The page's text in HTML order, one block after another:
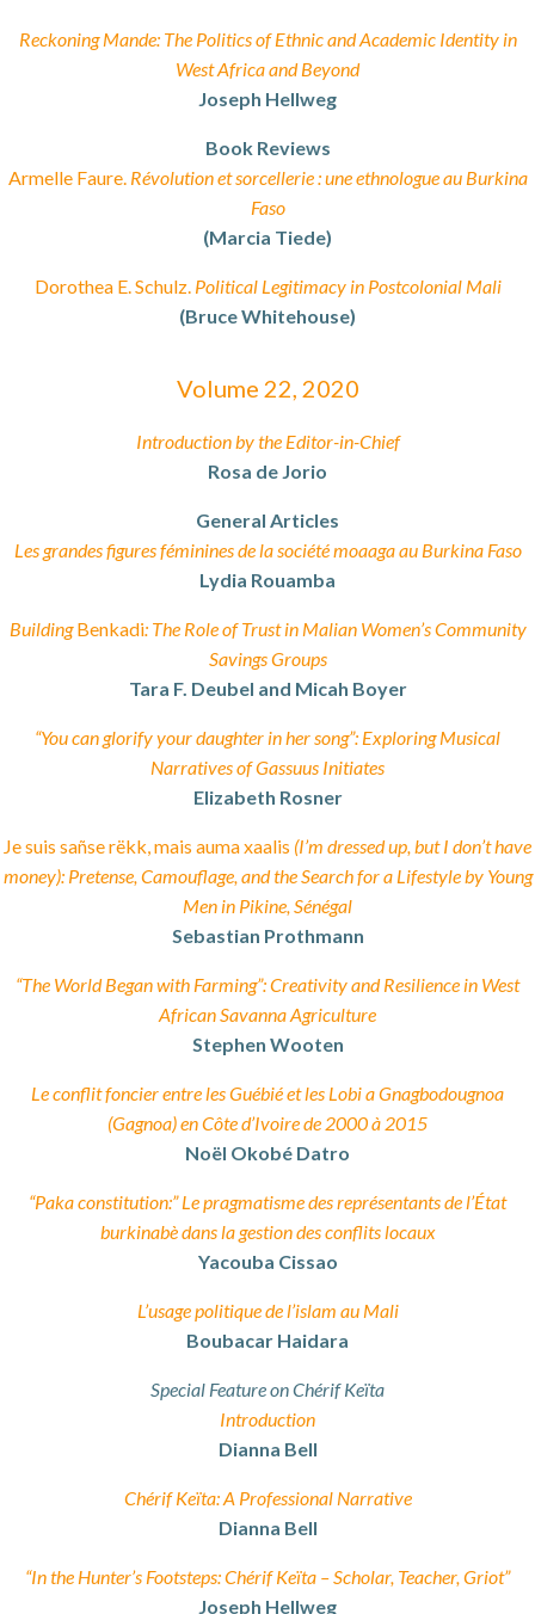
Reckoning Mande: The Politics of Ethnic and Academic Identity in
West Africa and Beyond
Joseph Hellweg
Book Reviews
Armelle Faure. Révolution et sorcellerie : une ethnologue au Burkina
Faso
(Marcia Tiede)
Dorothea E. Schulz. Political Legitimacy in Postcolonial Mali
(Bruce Whitehouse)
Volume 22, 2020
Introduction by the Editor-in-Chief
Rosa de Jorio
General Articles
Les grandes figures féminines de la société moaaga au Burkina Faso
Lydia Rouamba
BuildingBenkadi: The Role of Trust in Malian Women’s Community
Savings Groups
Tara F. Deubel and Micah Boyer
“You can glorify your daughter in her song”: Exploring Musical
Narratives of Gassuus Initiates
Elizabeth Rosner
Je suis sañse rëkk, mais auma xaalis (I’m dressed up, but I don’t have
money): Pretense, Camouflage, and the Search for a Lifestyle by Young
Men in Pikine, Sénégal
Sebastian Prothmann
“The World Began with Farming”: Creativity and Resilience in West
African Savanna Agriculture
Stephen Wooten
Le conflit foncier entre les Guébié et les Lobi a Gnagbodougnoa
(Gagnoa) en Côte d’Ivoire de 2000 à 2015
Noël Okobé Datro
“Paka constitution:” Le pragmatisme des représentants de l’État
burkinabè dans la gestion des conflits locaux
Yacouba Cissao
L’usage politique de l’islam au Mali
Boubacar Haidara
Special Feature on Chérif Keïta
Introduction
Dianna Bell
Chérif Keïta: A Professional Narrative
Dianna Bell
“In the Hunter’s Footsteps: Chérif Keïta – Scholar, Teacher, Griot”
Joseph Hellweg